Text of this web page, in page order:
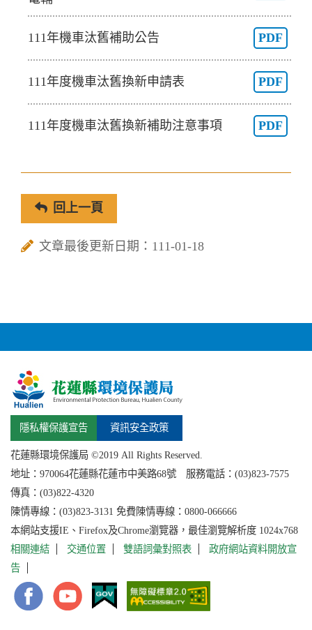
111年機車汰舊補助公告 PDF
111年度機車汰舊換新申請表 PDF
111年度機車汰舊換新補助注意事項 PDF
回上一頁
文章最後更新日期：111-01-18
隱私權保護宣告 資訊安全政策
花蓮縣環境保護局 ©2019 All Rights Reserved.
地址： 970064花蓮縣花蓮市中美路68號 服務電話：(03)823-7575
傳真：(03)822-4320
陳情專線：(03)823-3131 免費陳情專線：0800-066666
本網站支援IE、Firefox及Chrome瀏覽器，最佳瀏覽解析度 1024x768
相關連結
交通位置 雙語詞彙對照表
政府網站資料開放宣
告